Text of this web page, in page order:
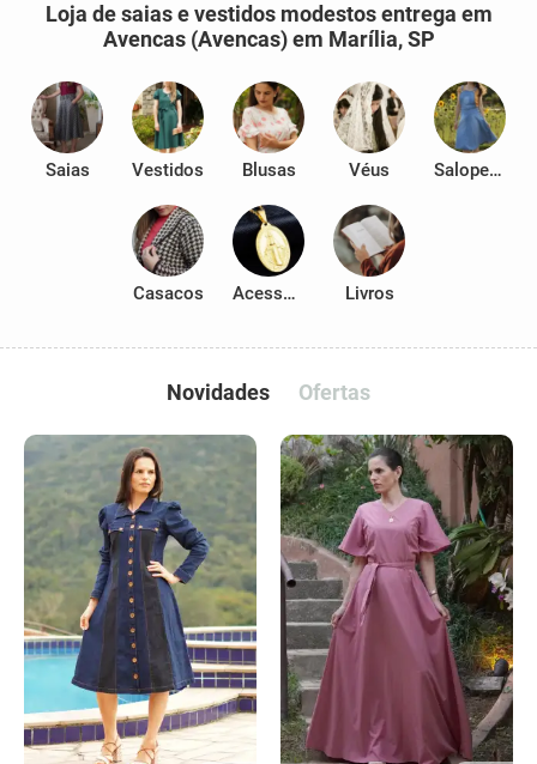
Loja de saias e vestidos modestos entrega em
Avencas (Avencas) em Marília, SP
Saias Vestidos Blusas Véus Salopetes
Casacos Acessórios Livros
Novidades Ofertas